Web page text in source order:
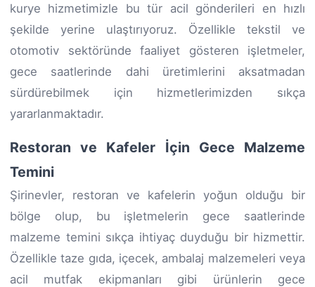
kurye hizmetimizle bu tür acil gönderileri en hızlı
şekilde yerine ulaştırıyoruz. Özellikle tekstil ve
otomotiv sektöründe faaliyet gösteren işletmeler,
gece saatlerinde dahi üretimlerini aksatmadan
sürdürebilmek için hizmetlerimizden sıkça
yararlanmaktadır.
Restoran ve Kafeler İçin Gece Malzeme
Temini
Şirinevler, restoran ve kafelerin yoğun olduğu bir
bölge olup, bu işletmelerin gece saatlerinde
malzeme temini sıkça ihtiyaç duyduğu bir hizmettir.
Özellikle taze gıda, içecek, ambalaj malzemeleri veya
acil mutfak ekipmanları gibi ürünlerin gece